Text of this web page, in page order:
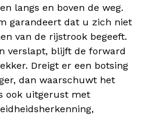
langs en boven de weg.
garandeert dat u zich niet
van de rijstrook begeeft.
verslapt, blijft de forward
Dreigt er een botsing
dan waarschuwt het
ook uitgerust met